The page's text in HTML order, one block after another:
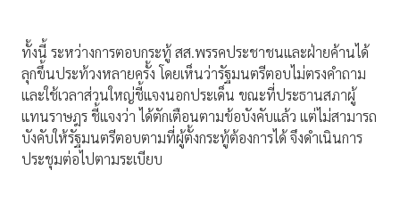
ทั้งนี้ ระหว่างการตอบกระทู้ สส.พรรคประชาชนและฝ่ายค้านได้
ลุกขึ้นประท้วงหลายครั้ง โดยเห็นว่ารัฐมนตรีตอบไม่ตรงคำถาม
และใช้เวลาส่วนใหญ่ชี้แจงนอกประเด็น ขณะที่ประธานสภาผู้
แทนราษฎร ชี้แจงว่า ได้ตักเตือนตามข้อบังคับแล้ว แต่ไม่สามารถ
บังคับให้รัฐมนตรีตอบตามที่ผู้ตั้งกระทู้ต้องการได้ จึงดำเนินการ
ประชุมต่อไปตามระเบียบ